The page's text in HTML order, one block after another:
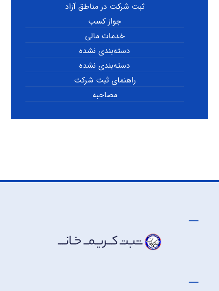
ثبت شرکت در مناطق آزاد
جواز کسب
خدمات مالی
دسته‌بندی نشده
دسته‌بندی نشده
راهنمای ثبت شرکت
مصاحبه